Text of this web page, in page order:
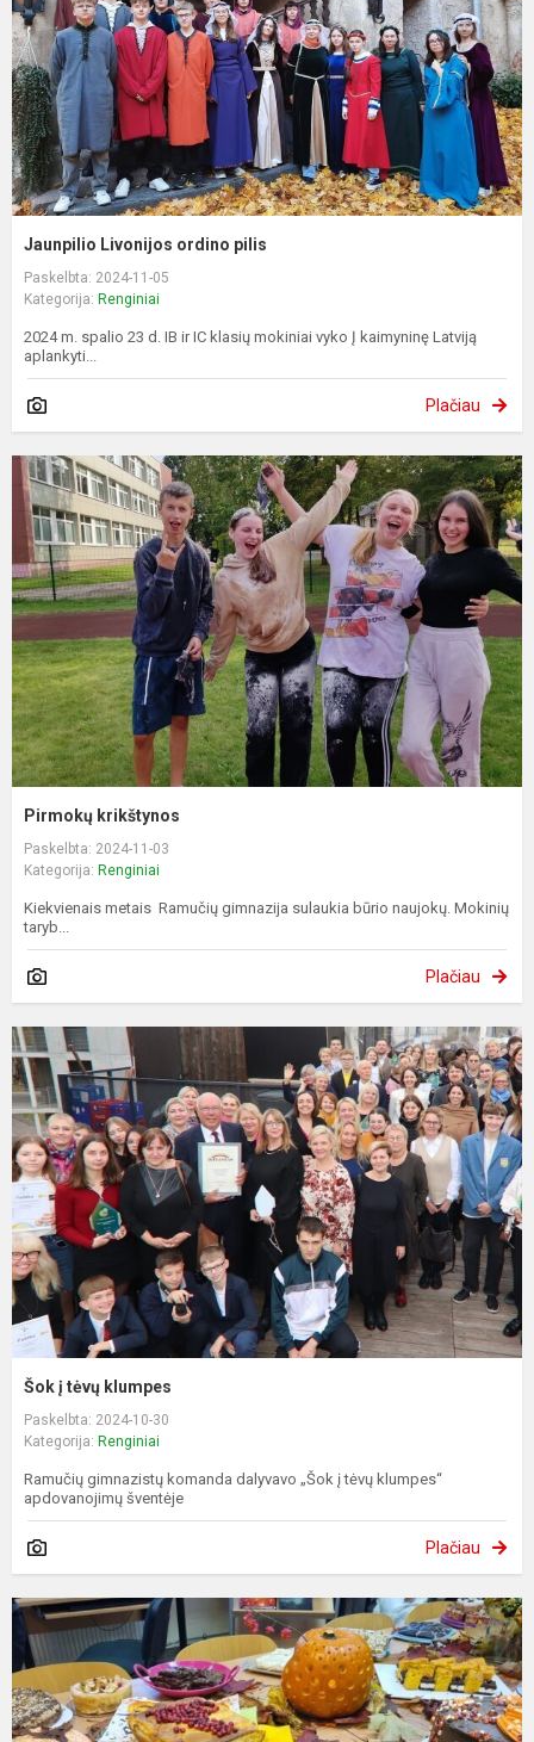
Jaunpilio Livonijos ordino pilis
Paskelbta: 2024-11-05
Kategorija: Renginiai
2024 m. spalio 23 d. IB ir IC klasių mokiniai vyko Į kaimyninę Latviją
aplankyti...
Plačiau
Pirmokų krikštynos
Paskelbta: 2024-11-03
Kategorija: Renginiai
Kiekvienais metais Ramučių gimnazija sulaukia būrio naujokų. Mokinių
taryb...
Plačiau
Šok į tėvų klumpes
Paskelbta: 2024-10-30
Kategorija: Renginiai
Ramučių gimnazistų komanda dalyvavo „Šok į tėvų klumpes“
apdovanojimų šventėje
Plačiau